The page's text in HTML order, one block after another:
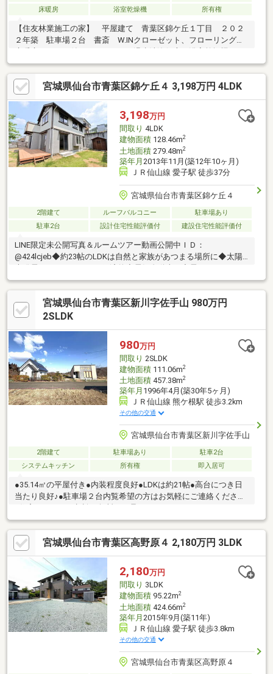
床暖房
浴室乾燥機 所有権
【住友林業施工の家】 平屋建て 青葉区錦ケ丘１丁目 ２０２
２年築 駐車場２台 書斎 W.INクローゼット、フローリング、
時間換気、浴室暖房 洗面室 温水パネルヒーター、ガス乾燥機
乾太くん付き エアコン６台付き ユニットバス テレビ付 地
デジ、BS宮城県仙台市青葉区錦ケ丘４ 3,198万円 4LDK
3,198万円
間取り 4LDK
建物面積128.46m2
土地面積279.48m2
築年月 2013年11月(築12年10ヶ月)
ＪＲ仙山線 愛子駅 徒歩37分
宮城県仙台市青葉区錦ケ丘４
2階建て ルーフバルコニー
駐車場あり
駐車2台
設計住宅性能評価付 建設住宅性能評価付
LINE限定未公開写真＆ルームツアー動画公開中ＩＤ：
@424lcjeb◆約23帖のLDKは自然と家族があつまる場所に◆太陽
あり◆住宅性能評価書あり。耐震等級3＆省エネ住宅◆監視巡回
サービスが付いているのでセキュリティも万全◆ファミリースペ
ースは勉強やリモートワークに最適※販売時仲介会社あり（株式
会社イエワークス）【リフォーム内容】・クロス貼替・キッチン
換・浴槽塗装・洗面交換・トイレ交換・畳交換・クリーニング
宮城県仙台市青葉区新川字佐手山 980万円
2SLDK
980万円
間取り 2SLDK
建物面積111.06m2
土地面積457.38m2
築年月 1996年4月(築30年5ヶ月)
ＪＲ仙山線 熊ケ根駅 徒歩3.2km
その他の交通
宮城県仙台市青葉区新川字佐手山
2階建て 駐車場あり
駐車2台
システムキッチン
所有権 即入居可
●35.14㎡の平屋付き●内装程度良好●LDKは約21帖●高台につき日
当たり良好♪●駐車場２台内覧希望の方はお気軽にご連絡ください
宮城県仙台市青葉区高野原４ 2,180万円 3LDK
2,180万円
間取り 3LDK
建物面積95.22m2
土地面積424.66m2
築年月 2015年9月(築11年)
ＪＲ仙山線 愛子駅 徒歩3.8km
その他の交通
宮城県仙台市青葉区高野原４